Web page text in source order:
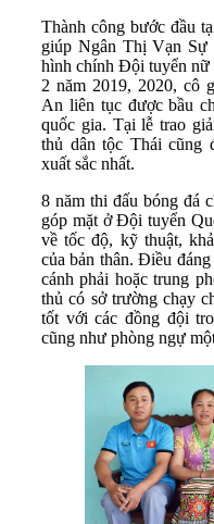
Thành công bước đầu
giúp Ngân Thị Vạn Sự
hình chính Đội tuyển
2 năm 2019, 2020, cô
An liên tục được bầu
quốc gia. Tại lễ trao
thủ dân tộc Thái cũng
xuất sắc nhất.
8 năm thi đấu bóng đá
góp mặt ở Đội tuyển
về tốc độ, kỹ thuật,
của bản thân. Điều
cánh phải hoặc trung
thủ có sở trường chạy
tốt với các đồng đội
cũng như phòng ngự